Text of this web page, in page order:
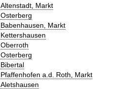
Altenstadt, Markt
Osterberg
Babenhausen, Markt
Kettershausen
Oberroth
Osterberg
Bibertal
Pfaffenhofen a.d. Roth, Markt
Aletshausen